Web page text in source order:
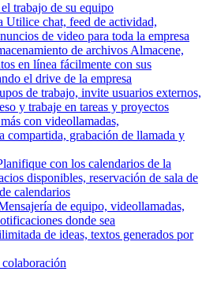
trabajo de su equipo
Utilice chat, feed de actividad,
de video para toda la empresa
de archivos Almacene,
en línea fácilmente con sus
el drive de la empresa
de trabajo, invite usuarios externos,
y trabaje en tareas y proyectos
con videollamadas,
compartida, grabación de llamada y
con los calendarios de la
disponibles, reservación de sala de
calendarios
de equipo, videollamadas,
donde sea
de ideas, textos generados por